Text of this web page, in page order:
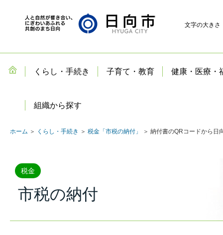
文字の大きさ
くらし・手続き 子育て・教育 健康・医療・
組織から探す
ホーム ＞ くらし・手続き ＞ 税金「市税の納付」 ＞ 納付書のQRコードから日
税金
市税の納付